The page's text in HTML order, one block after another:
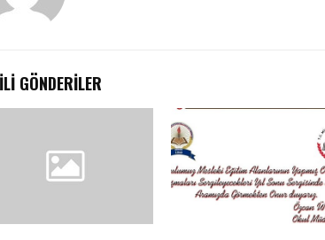
GÖNDERILER